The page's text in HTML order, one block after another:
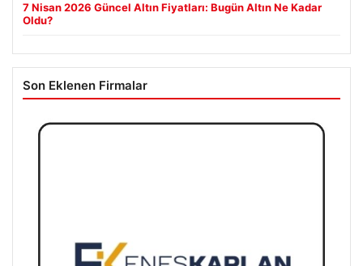
7 Nisan 2026 Güncel Altın Fiyatları: Bugün Altın Ne Kadar
Oldu?
Son Eklenen Firmalar